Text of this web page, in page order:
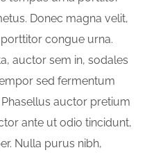
Donec magna velit,
congue urna.
auctor sem in, sodales
sed fermentum
auctor pretium
ante ut odio tincidunt,
Nulla purus nibh,